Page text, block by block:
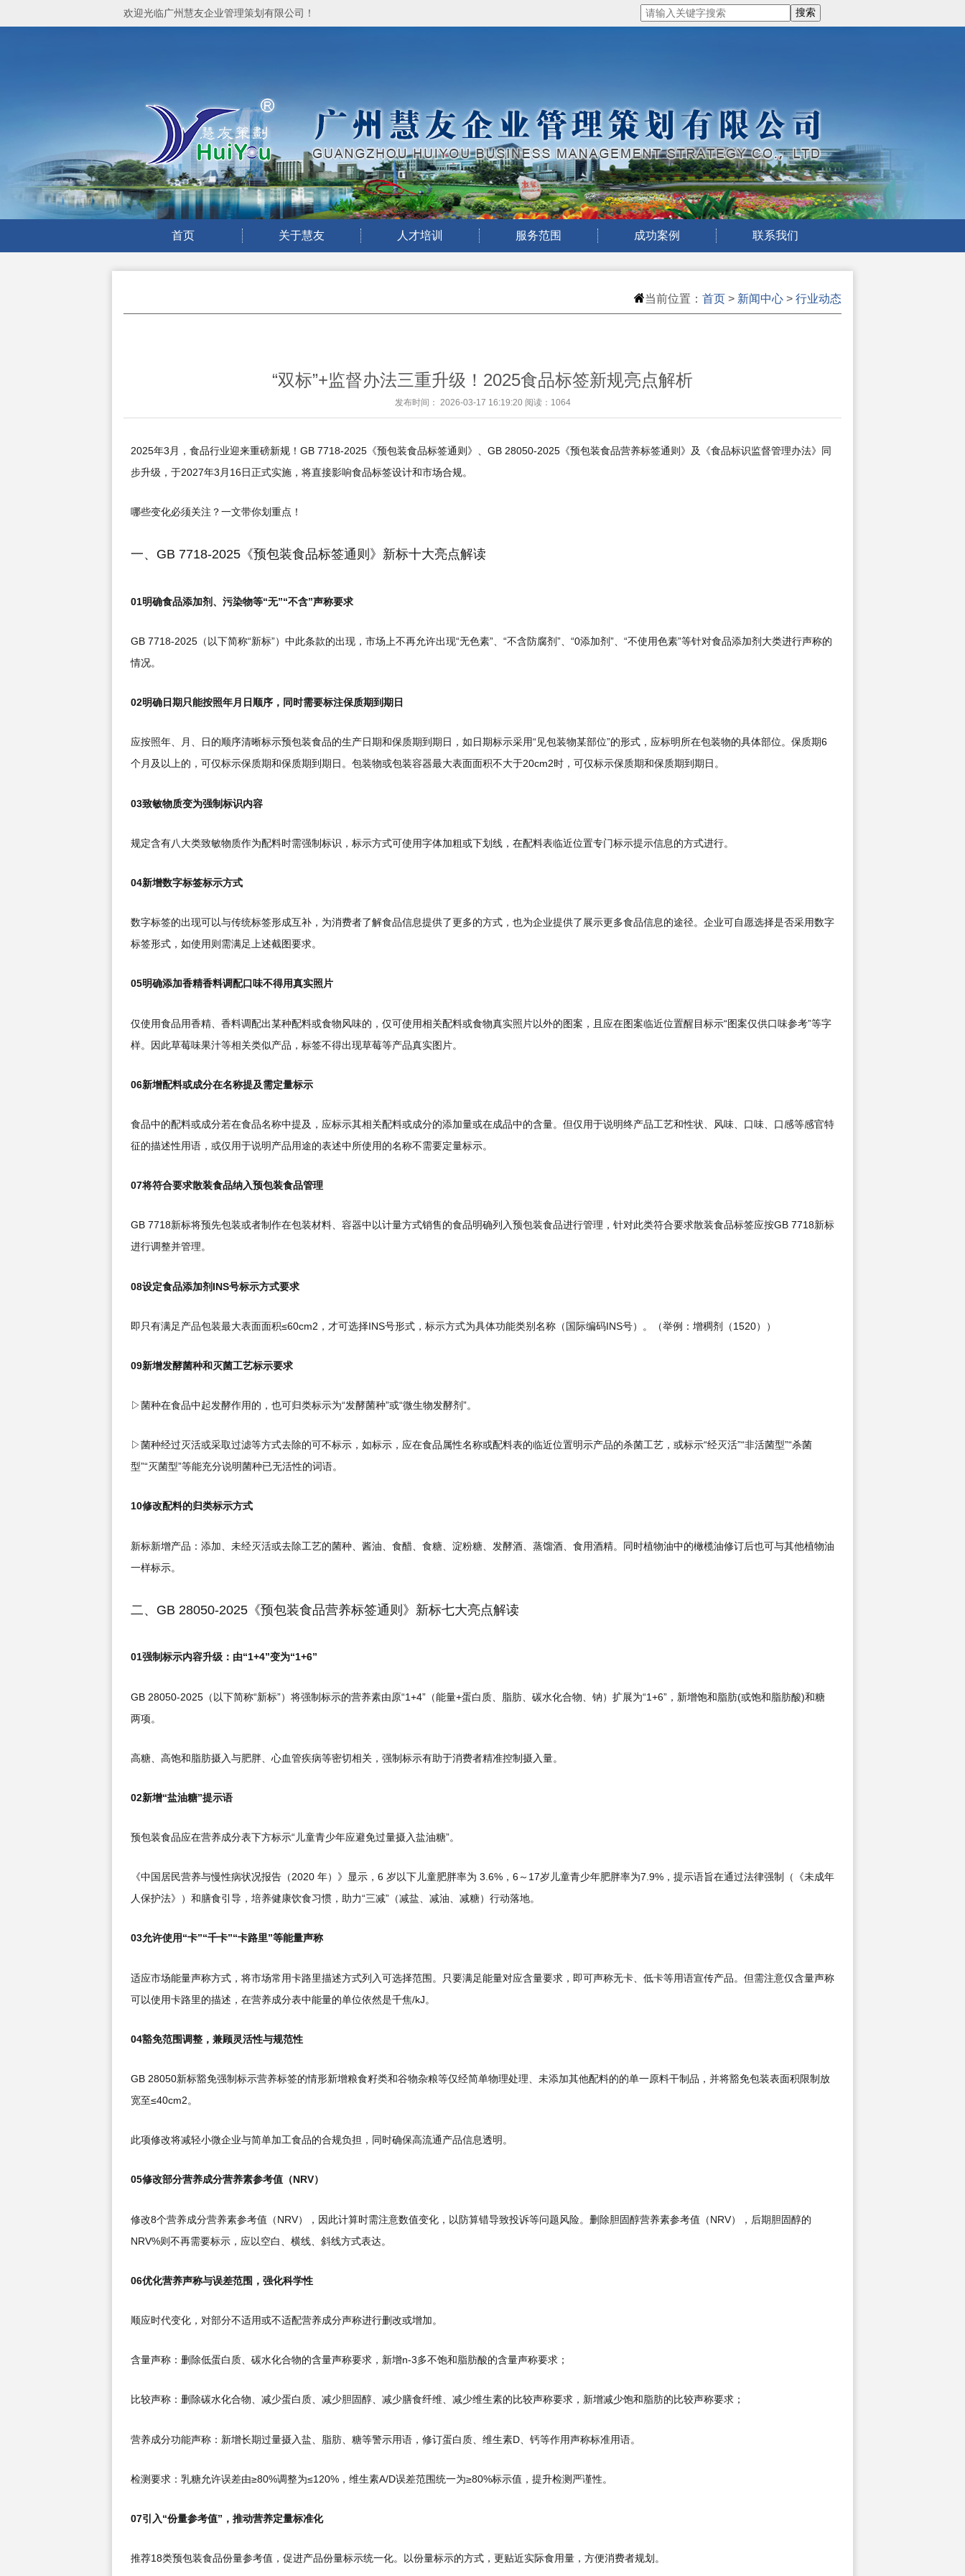
欢迎光临广州慧友企业管理策划有限公司！
首页 关于慧友 人才培训 服务范围 成功案例 联系我们
当前位置： 首页 > 新闻中心 > 行业动态
“双标”+监督办法三重升级！2025食品标签新规亮点解析
发布时间： 2026-03-17 16:19:20 阅读：1064
2025年3月，食品行业迎来重磅新规！GB 7718-2025《预包装食品标签通则》、GB 28050-2025《预包装食品营养标签通则》及《食品标识监督管理办法》同
步升级，于2027年3月16日正式实施，将直接影响食品标签设计和市场合规。
哪些变化必须关注？一文带你划重点！
一、GB 7718-2025《预包装食品标签通则》新标十大亮点解读
01明确食品添加剂、污染物等“无”“不含”声称要求
GB 7718-2025（以下简称“新标”）中此条款的出现，市场上不再允许出现“无色素”、“不含防腐剂”、“0添加剂”、“不使用色素”等针对食品添加剂大类进行声称的
情况。
02明确日期只能按照年月日顺序，同时需要标注保质期到期日
应按照年、月、日的顺序清晰标示预包装食品的生产日期和保质期到期日，如日期标示采用“见包装物某部位”的形式，应标明所在包装物的具体部位。保质期6
个月及以上的，可仅标示保质期和保质期到期日。包装物或包装容器最大表面面积不大于20cm2时，可仅标示保质期和保质期到期日。
03致敏物质变为强制标识内容
规定含有八大类致敏物质作为配料时需强制标识，标示方式可使用字体加粗或下划线，在配料表临近位置专门标示提示信息的方式进行。
04新增数字标签标示方式
数字标签的出现可以与传统标签形成互补，为消费者了解食品信息提供了更多的方式，也为企业提供了展示更多食品信息的途径。企业可自愿选择是否采用数字
标签形式，如使用则需满足上述截图要求。
05明确添加香精香料调配口味不得用真实照片
仅使用食品用香精、香料调配出某种配料或食物风味的，仅可使用相关配料或食物真实照片以外的图案，且应在图案临近位置醒目标示“图案仅供口味参考”等字
样。因此草莓味果汁等相关类似产品，标签不得出现草莓等产品真实图片。
06新增配料或成分在名称提及需定量标示
食品中的配料或成分若在食品名称中提及，应标示其相关配料或成分的添加量或在成品中的含量。但仅用于说明终产品工艺和性状、风味、口味、口感等感官特
征的描述性用语，或仅用于说明产品用途的表述中所使用的名称不需要定量标示。
07将符合要求散装食品纳入预包装食品管理
GB 7718新标将预先包装或者制作在包装材料、容器中以计量方式销售的食品明确列入预包装食品进行管理，针对此类符合要求散装食品标签应按GB 7718新标
进行调整并管理。
08设定食品添加剂INS号标示方式要求
即只有满足产品包装最大表面面积≤60cm2，才可选择INS号形式，标示方式为具体功能类别名称（国际编码INS号）。（举例：增稠剂（1520））
09新增发酵菌种和灭菌工艺标示要求
▷菌种在食品中起发酵作用的，也可归类标示为“发酵菌种”或“微生物发酵剂”。
▷菌种经过灭活或采取过滤等方式去除的可不标示，如标示，应在食品属性名称或配料表的临近位置明示产品的杀菌工艺，或标示“经灭活”“非活菌型”“杀菌
型”“灭菌型”等能充分说明菌种已无活性的词语。
10修改配料的归类标示方式
新标新增产品：添加、未经灭活或去除工艺的菌种、酱油、食醋、食糖、淀粉糖、发酵酒、蒸馏酒、食用酒精。同时植物油中的橄榄油修订后也可与其他植物油
一样标示。
二、GB 28050-2025《预包装食品营养标签通则》新标七大亮点解读
01强制标示内容升级：由“1+4”变为“1+6”
GB 28050-2025（以下简称“新标”）将强制标示的营养素由原“1+4”（能量+蛋白质、脂肪、碳水化合物、钠）扩展为“1+6”，新增饱和脂肪(或饱和脂肪酸)和糖
两项。
高糖、高饱和脂肪摄入与肥胖、心血管疾病等密切相关，强制标示有助于消费者精准控制摄入量。
02新增“盐油糖”提示语
预包装食品应在营养成分表下方标示“儿童青少年应避免过量摄入盐油糖”。
《中国居民营养与慢性病状况报告（2020 年）》显示，6 岁以下儿童肥胖率为 3.6%，6～17岁儿童青少年肥胖率为7.9%，提示语旨在通过法律强制（《未成年
人保护法》）和膳食引导，培养健康饮食习惯，助力“三减”（减盐、减油、减糖）行动落地。
03允许使用“卡”“千卡”“卡路里”等能量声称
适应市场能量声称方式，将市场常用卡路里描述方式列入可选择范围。只要满足能量对应含量要求，即可声称无卡、低卡等用语宣传产品。但需注意仅含量声称
可以使用卡路里的描述，在营养成分表中能量的单位依然是千焦/kJ。
04豁免范围调整，兼顾灵活性与规范性
GB 28050新标豁免强制标示营养标签的情形新增粮食籽类和谷物杂粮等仅经简单物理处理、未添加其他配料的的单一原料干制品，并将豁免包装表面积限制放
宽至≤40cm2。
此项修改将减轻小微企业与简单加工食品的合规负担，同时确保高流通产品信息透明。
05修改部分营养成分营养素参考值（NRV）
修改8个营养成分营养素参考值（NRV），因此计算时需注意数值变化，以防算错导致投诉等问题风险。删除胆固醇营养素参考值（NRV），后期胆固醇的
NRV%则不再需要标示，应以空白、横线、斜线方式表达。
06优化营养声称与误差范围，强化科学性
顺应时代变化，对部分不适用或不适配营养成分声称进行删改或增加。
含量声称：删除低蛋白质、碳水化合物的含量声称要求，新增n-3多不饱和脂肪酸的含量声称要求；
比较声称：删除碳水化合物、减少蛋白质、减少胆固醇、减少膳食纤维、减少维生素的比较声称要求，新增减少饱和脂肪的比较声称要求；
营养成分功能声称：新增长期过量摄入盐、脂肪、糖等警示用语，修订蛋白质、维生素D、钙等作用声称标准用语。
检测要求：乳糖允许误差由≥80%调整为≤120%，维生素A/D误差范围统一为≥80%标示值，提升检测严谨性。
07引入“份量参考值”，推动营养定量标准化
推荐18类预包装食品份量参考值，促进产品份量标示统一化。以份量标示的方式，更贴近实际食用量，方便消费者规划。